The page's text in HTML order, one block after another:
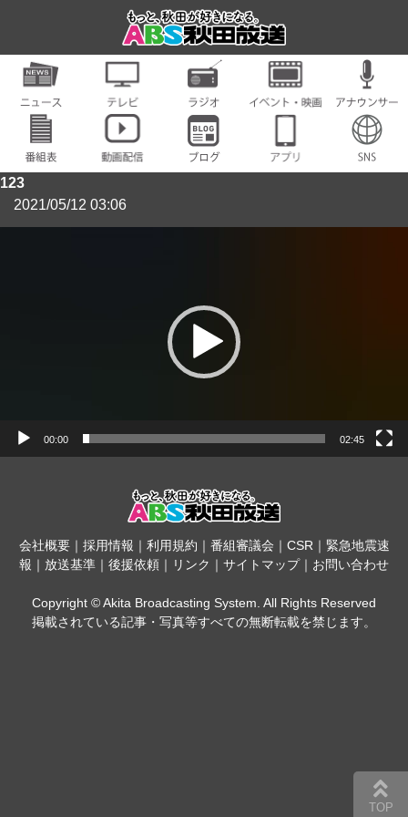
123
2021/05/12 03:06
00:00 02:45
会社概要｜ 採用情報 ｜ 利用規約 ｜ 番組審議会 ｜ CSR｜ 緊急地震速
報 ｜ 放送基準 ｜ 後援依頼 ｜ リンク ｜ サイトマップ｜ お問い合わせ
Copyright © Akita Broadcasting System. All Rights Reserved
掲載されている記事・写真等すべての無断転載を禁じます。